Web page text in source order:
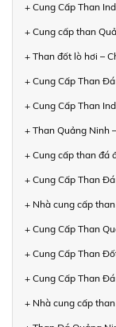
+ Cung Cấp Than
+ Cung cấp than
+ Than đốt lò hơi –
+ Cung Cấp Than
+ Cung Cấp Than
+ Than Quảng Ninh
+ Cung cấp than đá
+ Cung Cấp Than
+ Nhà cung cấp
+ Cung Cấp Than
+ Cung Cấp Than
+ Cung Cấp Than
+ Nhà cung cấp